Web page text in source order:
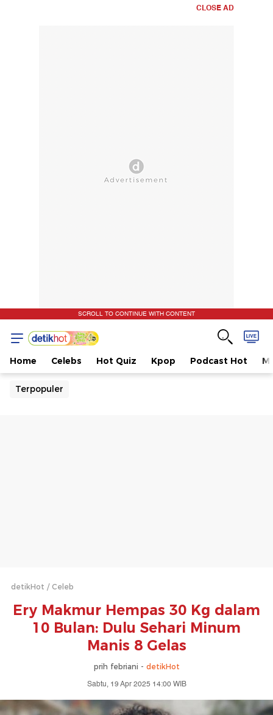
CLOSE AD
SCROLL TO CONTINUE WITH CONTENT
Home Celebs Hot Quiz Kpop Podcast Hot
Terpopuler
detikHot Celeb
Ery Makmur Hempas 30 Kg dalam
10 Bulan: Dulu Sehari Minum
Manis 8 Gelas
prih febriani - detikHot
Sabtu, 19 Apr 2025 14:00 WIB